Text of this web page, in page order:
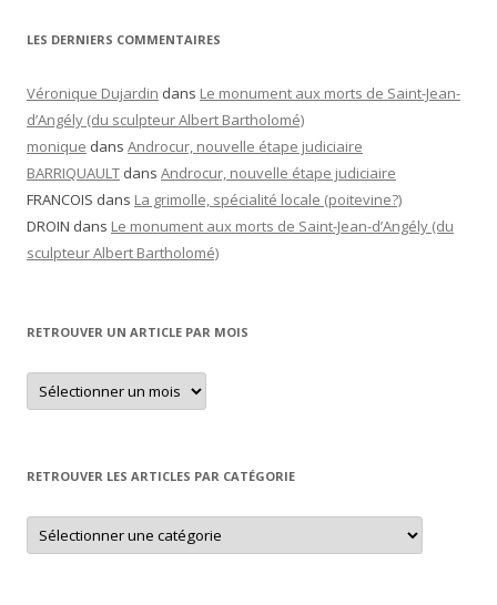
LES DERNIERS COMMENTAIRES
Véronique Dujardin dans Le monument aux morts de Saint-Jean-
d’Angély (du sculpteur Albert Bartholomé)
monique dans Androcur, nouvelle étape judiciaire
BARRIQUAULT dans Androcur, nouvelle étape judiciaire
FRANCOIS dans La grimolle, spécialité locale (poitevine?)
DROIN dans Le monument aux morts de Saint-Jean-d’Angély (du
sculpteur Albert Bartholomé)
RETROUVER UN ARTICLE PAR MOIS
Retrouver
un
article
RETROUVER LES ARTICLES PAR CATÉGORIE
Retrouver
les
articles